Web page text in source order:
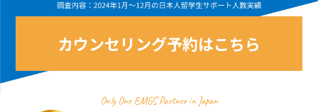
カウンセリング予約はこちら
Only One EMGS Partner in Japan